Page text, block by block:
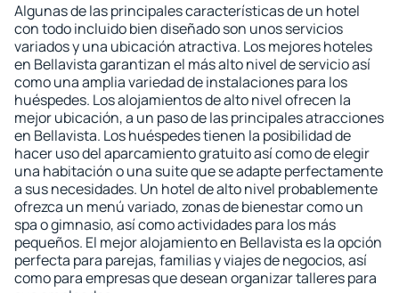
Algunas de las principales características de un hotel
con todo incluido bien diseñado son unos servicios
variados y una ubicación atractiva. Los mejores hoteles
en Bellavista garantizan el más alto nivel de servicio así
como una amplia variedad de instalaciones para los
huéspedes. Los alojamientos de alto nivel ofrecen la
mejor ubicación, a un paso de las principales atracciones
en Bellavista. Los huéspedes tienen la posibilidad de
hacer uso del aparcamiento gratuito así como de elegir
una habitación o una suite que se adapte perfectamente
a sus necesidades. Un hotel de alto nivel probablemente
ofrezca un menú variado, zonas de bienestar como un
spa o gimnasio, así como actividades para los más
pequeños. El mejor alojamiento en Bellavista es la opción
perfecta para parejas, familias y viajes de negocios, así
como para empresas que desean organizar talleres para